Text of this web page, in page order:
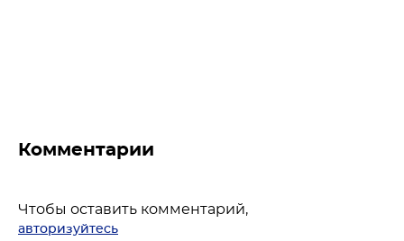
Комментарии
Чтобы оставить комментарий,
авторизуйтесь